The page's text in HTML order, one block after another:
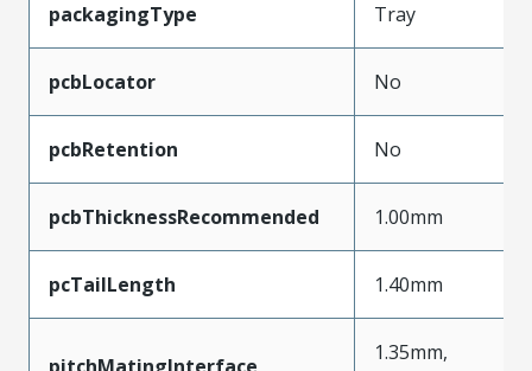
packagingType Tray
pcbLocator No
pcbRetention No
pcbThicknessRecommended 1.00mm
pcTailLength 1.40mm
1.35mm,